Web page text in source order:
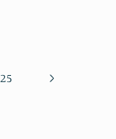
25